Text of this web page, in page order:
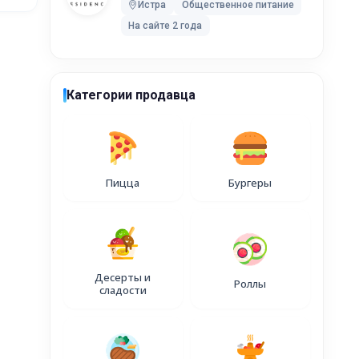
Истра
Общественное питание
На сайте 2 года
Категории продавца
Пицца Бургеры
Десерты и
сладости
Роллы